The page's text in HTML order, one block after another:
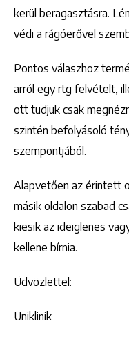
kerül beragasztásra.
védi a rágóerővel
Pontos válaszhoz
arról egy rtg felvételt,
ott tudjuk csak
szintén befolyásoló
szempontjából.
Alapvetően az érintett
másik oldalon szabad
kiesik az ideiglenes
kellene bírnia.
Üdvözlettel:
Uniklinik